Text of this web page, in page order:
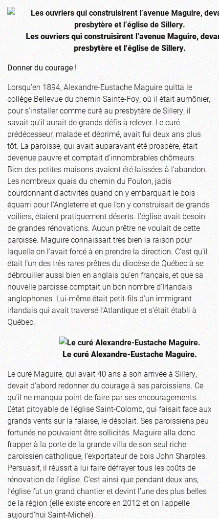
Les ouvriers qui construisirent l’avenue Maguire,
presbytère et l’église de Sillery.
Donner du courage !
Lorsqu’en 1894, Alexandre-Eustache Maguire quitta le
collège Bellevue du chemin Sainte-Foy, où il était aumônier,
pour s’installer comme curé au presbytère de Sillery, il
savait qu’il aurait de grands défis à relever. Le curé
prédécesseur, malade et déprimé, avait fui deux ans plus
tôt. La paroisse, qui avait auparavant été prospère, était
devenue pauvre et comptait d’innombrables chômeurs.
Bien des petites maisons avaient été laissées à l’abandon.
Les nombreux quais du chemin du Foulon, jadis
bourdonnant d’activités quand on y embarquait le bois
équarri pour l’Angleterre et que l’on y construisait de grands
voiliers, étaient pratiquement déserts. L’église avait besoin
de grandes rénovations. Aucun prêtre ne voulait de cette
paroisse. Maguire connaissait très bien la raison pour
laquelle on l’avait forcé à en prendre la direction. C’est qu’il
était l’un des très rares prêtres du diocèse de Québec à se
débrouiller aussi bien en anglais qu’en français, et que sa
nouvelle paroisse comptait un bon nombre d’Irlandais
anglophones. Lui-même était petit-fils d’un immigrant
irlandais qui avait traversé l’Atlantique et s’était établi à
Québec.
Le curé Alexandre-Eustache Maguire.
Le curé Maguire, qui avait 40 ans à son arrivée à Sillery,
devait d’abord redonner du courage à ses paroissiens. Ce
qu’il ne manqua point de faire par ses encouragements.
L’état pitoyable de l’église Saint-Colomb, qui faisait face aux
grands vents sur la falaise, le désolait. Ses paroissiens peu
fortunés ne pouvaient être sollicités. Maguire alla donc
frapper à la porte de la grande villa de son seul riche
paroissien catholique, l’exportateur de bois John Sharples.
Persuasif, il réussit à lui faire défrayer tous les coûts de
rénovation de l’église. C’est ainsi que pendant deux ans,
l’église fut un grand chantier et devint l’une des plus belles
de la région (elle existe encore en 2012 et on l’appelle
aujourd’hui Saint-Michel).